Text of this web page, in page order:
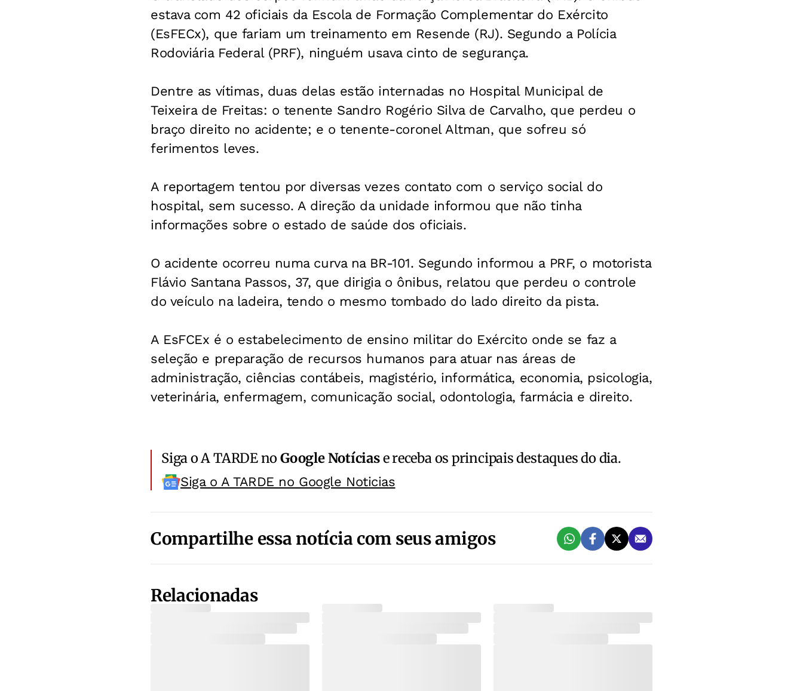
estava com 42 oficiais da Escola de Formação Complementar do Exército
(EsFECx), que fariam um treinamento em Resende (RJ). Segundo a Polícia
Rodoviária Federal (PRF), ninguém usava cinto de segurança.
Dentre as vítimas, duas delas estão internadas no Hospital Municipal de
Teixeira de Freitas: o tenente Sandro Rogério Silva de Carvalho, que perdeu o
braço direito no acidente; e o tenente-coronel Altman, que sofreu só
ferimentos leves.
A reportagem tentou por diversas vezes contato com o serviço social do
hospital, sem sucesso. A direção da unidade informou que não tinha
informações sobre o estado de saúde dos oficiais.
O acidente ocorreu numa curva na BR-101. Segundo informou a PRF, o motorista
Flávio Santana Passos, 37, que dirigia o ônibus, relatou que perdeu o controle
do veículo na ladeira, tendo o mesmo tombado do lado direito da pista.
A EsFCEx é o estabelecimento de ensino militar do Exército onde se faz a
seleção e preparação de recursos humanos para atuar nas áreas de
administração, ciências contábeis, magistério, informática, economia, psicologia,
veterinária, enfermagem, comunicação social, odontologia, farmácia e direito.
Siga o A TARDE noGoogle Notíciase receba os principais destaques do dia.
Siga o A TARDE no Google Noticias
Compartilhe essa notícia com seus amigos
Relacionadas